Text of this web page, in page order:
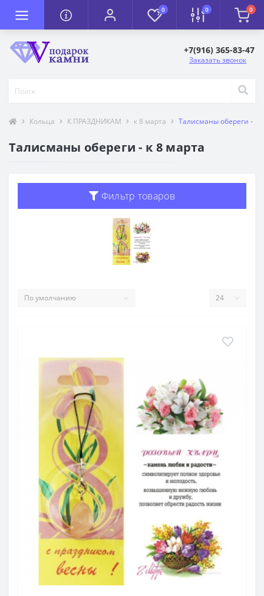
0 0 0
+7(916) 365-83-47
Заказать звонок
Кольца К ПРАЗДНИКАМ к 8 марта Талисманы обереги - к
Талисманы обереги - к 8 марта
Фильтр товаров